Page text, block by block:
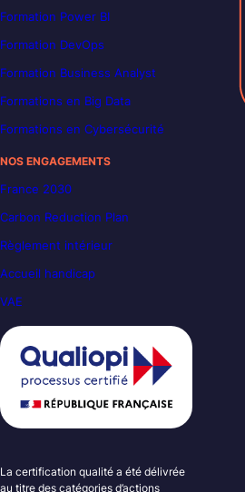
Formation Power BI
Formation DevOps
Formation Business Analyst
Formations en Big Data
Formations en Cybersécurité
NOS ENGAGEMENTS
France 2030
Carbon Reduction Plan
Règlement intérieur
Accueil handicap
VAE
La certification qualité a été délivrée
au titre des catégories d’actions